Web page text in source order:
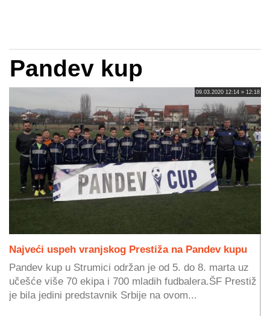
Pandev kup
09.03.2020 12:14 » 12:18
Najveći uspeh vranjskog Prestiža na Pandev kupu
Pandev kup u Strumici održan je od 5. do 8. marta uz
učešće više 70 ekipa i 700 mladih fudbalera.ŠF Prestiž
je bila jedini predstavnik Srbije na ovom...